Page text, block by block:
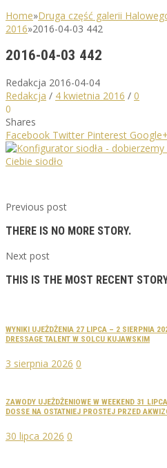
Home»Druga część galerii
2016»2016-04-03 442
2016-04-03 442
Redakcja 2016-04-04
Redakcja / 4 kwietnia 2016 / 0
0
Shares
Facebook Twitter Pinterest Google+
Previous post
THERE IS NO MORE STORY.
Next post
THIS IS THE MOST RECENT
WYNIKI UJEŻDŻENIA 27 LIPCA – 2 SIERPNIA
DRESSAGE TALENT W SOLCU KUJAWSKIM
3 sierpnia 2026 0
ZAWODY UJEŻDŻENIOWE W WEEKEND 31
DOSSE NA OSTATNIEJ PROSTEJ PRZED
30 lipca 2026 0